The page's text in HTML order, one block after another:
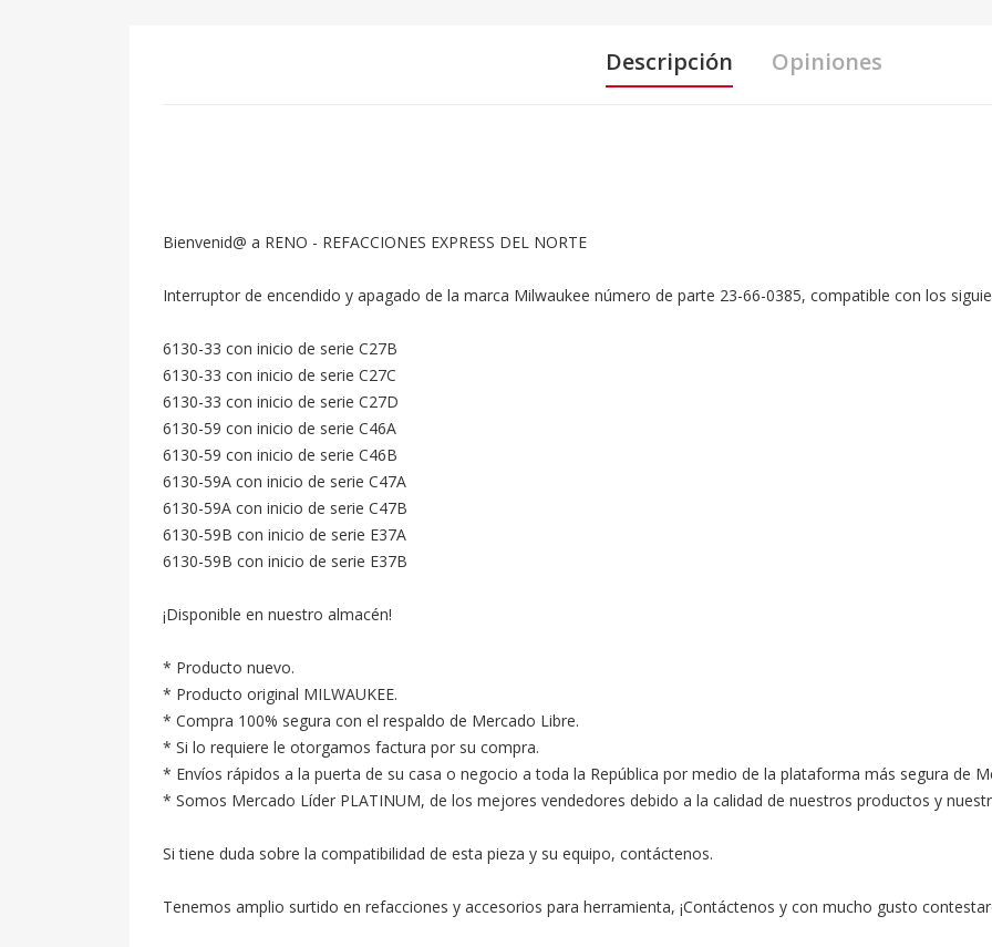
Descripción Opiniones
Bienvenid@ a RENO - REFACCIONES EXPRESS DEL NORTE
Interruptor de encendido y apagado de la marca Milwaukee número de parte 23-66-0385, compatible con los
6130-33 con inicio de serie C27B
6130-33 con inicio de serie C27C
6130-33 con inicio de serie C27D
6130-59 con inicio de serie C46A
6130-59 con inicio de serie C46B
6130-59A con inicio de serie C47A
6130-59A con inicio de serie C47B
6130-59B con inicio de serie E37A
6130-59B con inicio de serie E37B
¡Disponible en nuestro almacén!
* Producto nuevo.
* Producto original MILWAUKEE.
* Compra 100% segura con el respaldo de Mercado Libre.
* Si lo requiere le otorgamos factura por su compra.
* Envíos rápidos a la puerta de su casa o negocio a toda la República por medio de la plataforma más segura de
* Somos Mercado Líder PLATINUM, de los mejores vendedores debido a la calidad de nuestros productos y
Si tiene duda sobre la compatibilidad de esta pieza y su equipo, contáctenos.
Tenemos amplio surtido en refacciones y accesorios para herramienta, ¡Contáctenos y con mucho gusto